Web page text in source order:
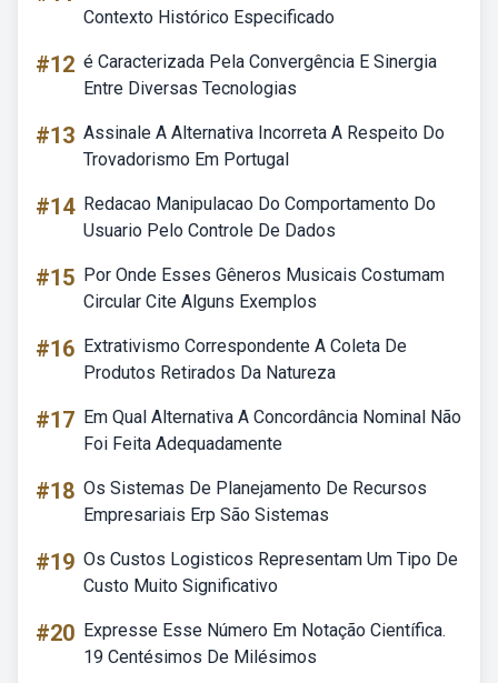
Contexto Histórico Especificado
#12 é Caracterizada Pela Convergência E Sinergia
Entre Diversas Tecnologias
#13 Assinale A Alternativa Incorreta A Respeito Do
Trovadorismo Em Portugal
#14 Redacao Manipulacao Do Comportamento Do
Usuario Pelo Controle De Dados
#15 Por Onde Esses Gêneros Musicais Costumam
Circular Cite Alguns Exemplos
#16 Extrativismo Correspondente A Coleta De
Produtos Retirados Da Natureza
#17 Em Qual Alternativa A Concordância Nominal Não
Foi Feita Adequadamente
#18 Os Sistemas De Planejamento De Recursos
Empresariais Erp São Sistemas
#19 Os Custos Logisticos Representam Um Tipo De
Custo Muito Significativo
#20 Expresse Esse Número Em Notação Científica.
19 Centésimos De Milésimos